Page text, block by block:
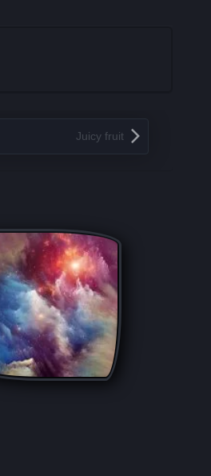
Juicy fruit